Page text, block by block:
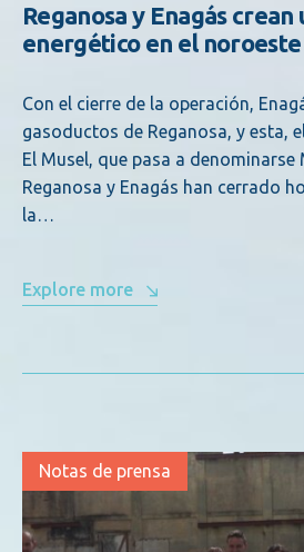
Reganosa y Enagás crean
energético en el
Con el cierre de la operación,
gasoductos de Reganosa, y esta,
El Musel, que pasa a denominarse
Reganosa y Enagás han cerrado
la…
Explore more
Notas de prensa